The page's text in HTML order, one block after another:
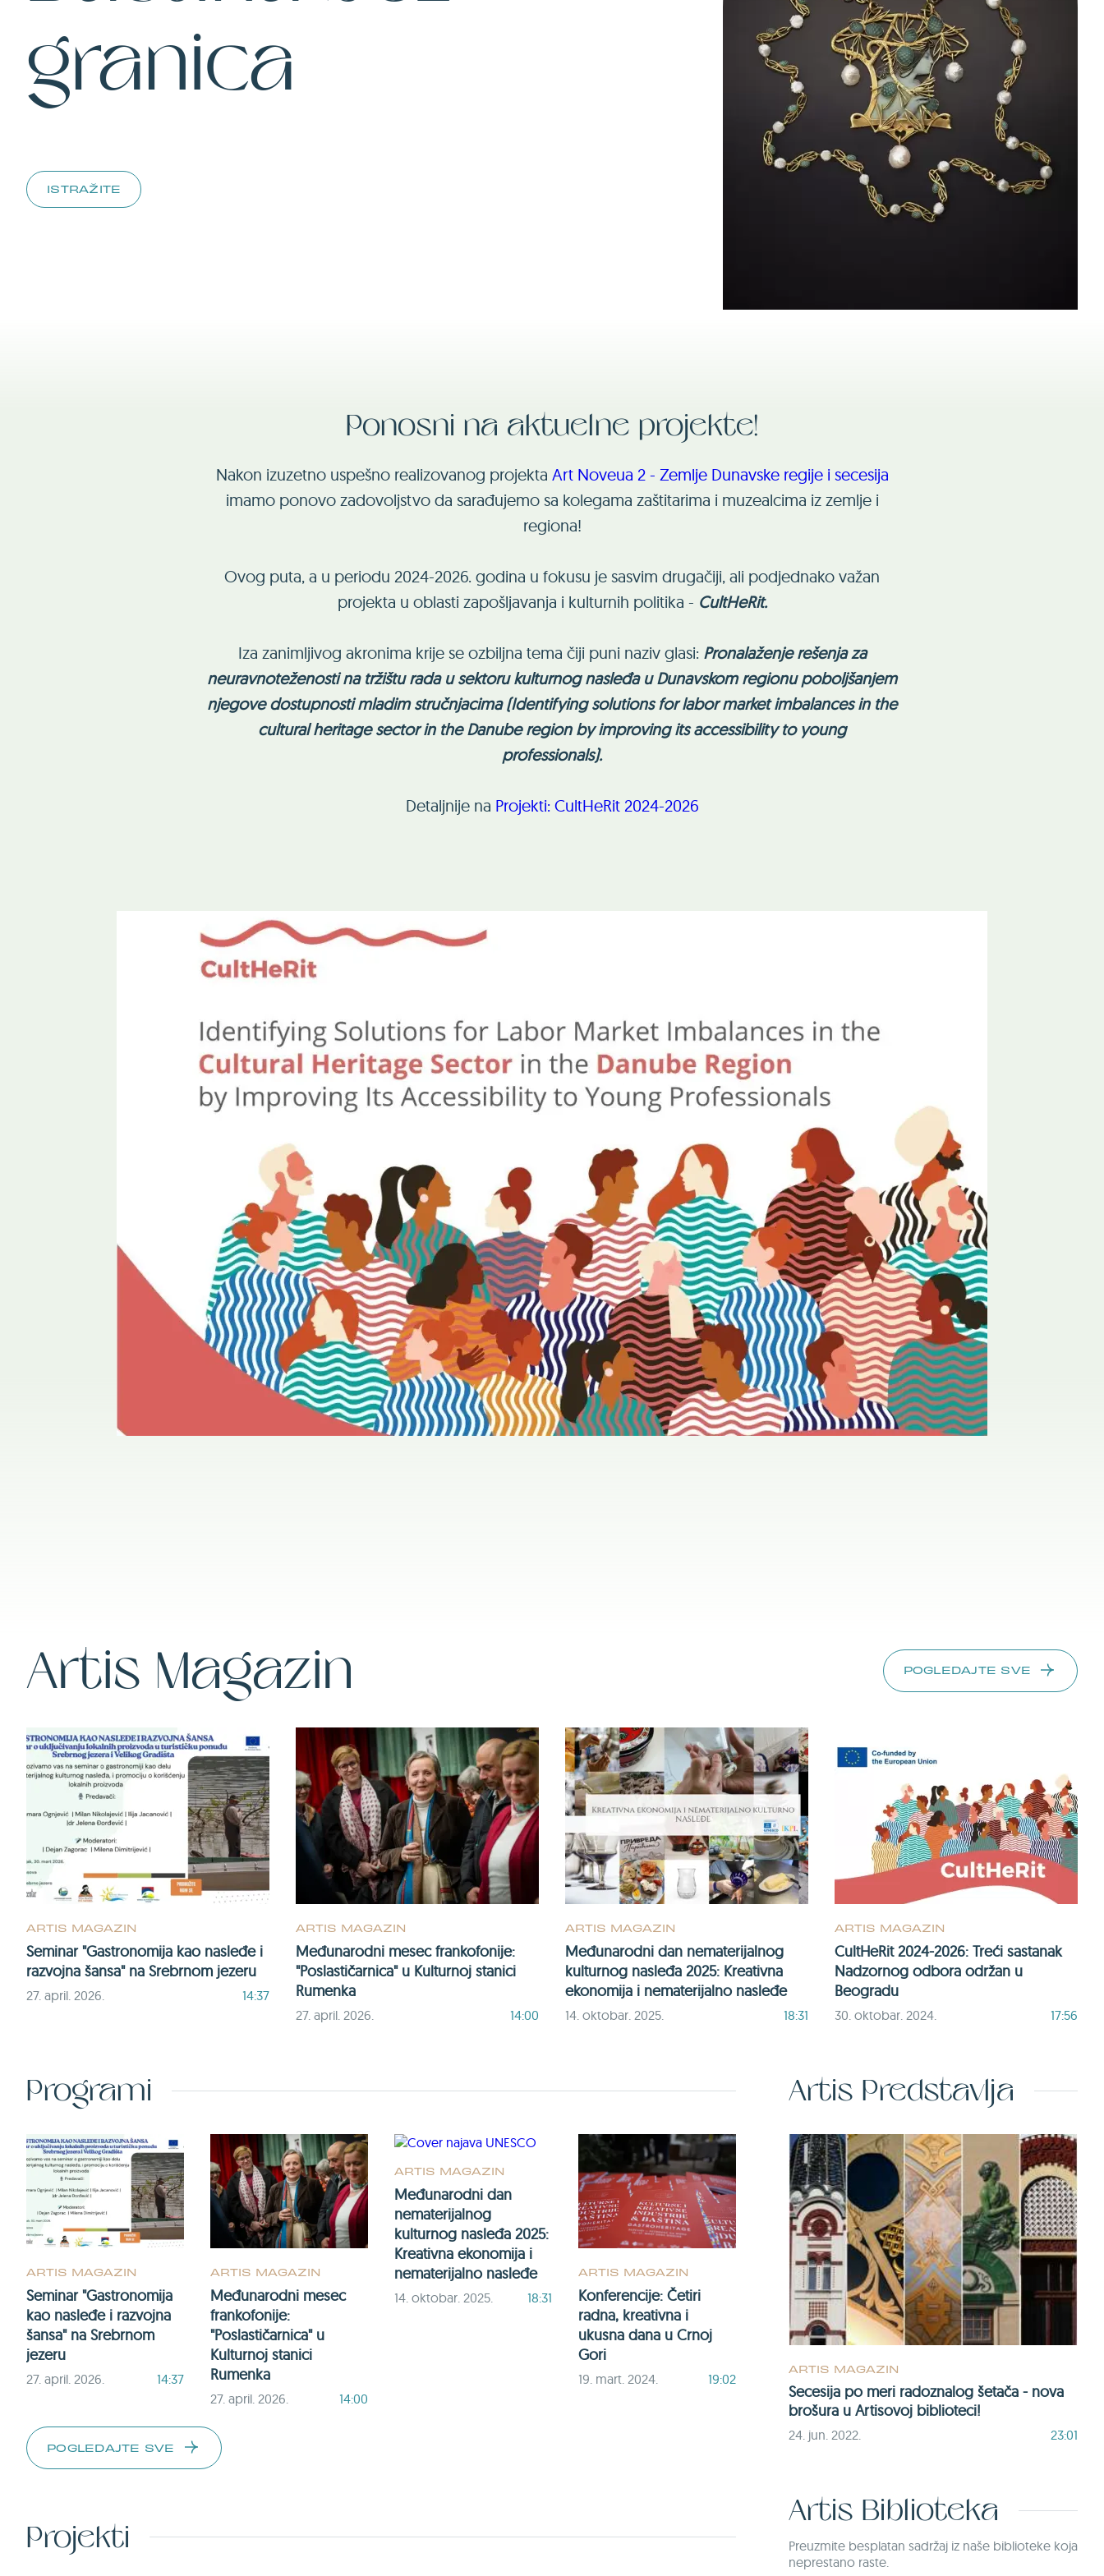
granica
ISTRAŽITE
Ponosni na aktuelne projekte!
Nakon izuzetno uspešno realizovanog projekta Art Noveua 2 - Zemlje Dunavske regije i secesija
imamo ponovo zadovoljstvo da sarađujemo sa kolegama zaštitarima i muzealcima iz zemlje i
regiona!
Ovog puta, a u periodu 2024-2026. godina u fokusu je sasvim drugačiji, ali podjednako važan
projekta u oblasti zapošljavanja i kulturnih politika - CultHeRit.
Iza zanimljivog akronima krije se ozbiljna tema čiji puni naziv glasi: Pronalaženje rešenja za
neuravnoteženosti na tržištu rada u sektoru kulturnog nasleđa u Dunavskom regionu poboljšanjem
njegove dostupnosti mladim stručnjacima (Identifying solutions for labor market imbalances in the
cultural heritage sector in the Danube region by improving its accessibility to young
professionals).
Detaljnije na Projekti: CultHeRit 2024-2026
Artis Magazin POGLEDAJTE SVE
ARTIS MAGAZIN
Seminar "Gastronomija kao nasleđe i
razvojna šansa" na Srebrnom jezeru
27. april. 2026. 14:37
ARTIS MAGAZIN
Međunarodni mesec frankofonije:
"Poslastičarnica" u Kulturnoj stanici
Rumenka
27. april. 2026. 14:00
ARTIS MAGAZIN
Međunarodni dan nematerijalnog
kulturnog nasleđa 2025: Kreativna
ekonomija i nematerijalno nasleđe
14. oktobar. 2025. 18:31
ARTIS MAGAZIN
CultHeRit 2024-2026: Treći sastanak
Nadzornog odbora održan u
Beogradu
30. oktobar. 2024. 17:56
Programi
ARTIS MAGAZIN
Seminar "Gastronomija
kao nasleđe i razvojna
šansa" na Srebrnom
jezeru
27. april. 2026. 14:37
ARTIS MAGAZIN
Međunarodni mesec
frankofonije:
"Poslastičarnica" u
Kulturnoj stanici
Rumenka
27. april. 2026. 14:00
ARTIS MAGAZIN
Međunarodni dan
nematerijalnog
kulturnog nasleđa 2025:
Kreativna ekonomija i
nematerijalno nasleđe
14. oktobar. 2025. 18:31
ARTIS MAGAZIN
Konferencije: Četiri
radna, kreativna i
ukusna dana u Crnoj
Gori
19. mart. 2024. 19:02
POGLEDAJTE SVE
Projekti
Artis Predstavlja
ARTIS MAGAZIN
Secesija po meri radoznalog šetača - nova
brošura u Artisovoj biblioteci!
24. jun. 2022. 23:01
Artis Biblioteka
Preuzmite besplatan sadržaj iz naše biblioteke koja
neprestano raste.